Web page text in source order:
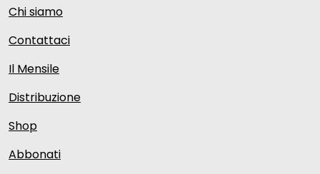
Chi siamo
Contattaci
Il Mensile
Distribuzione
Shop
Abbonati